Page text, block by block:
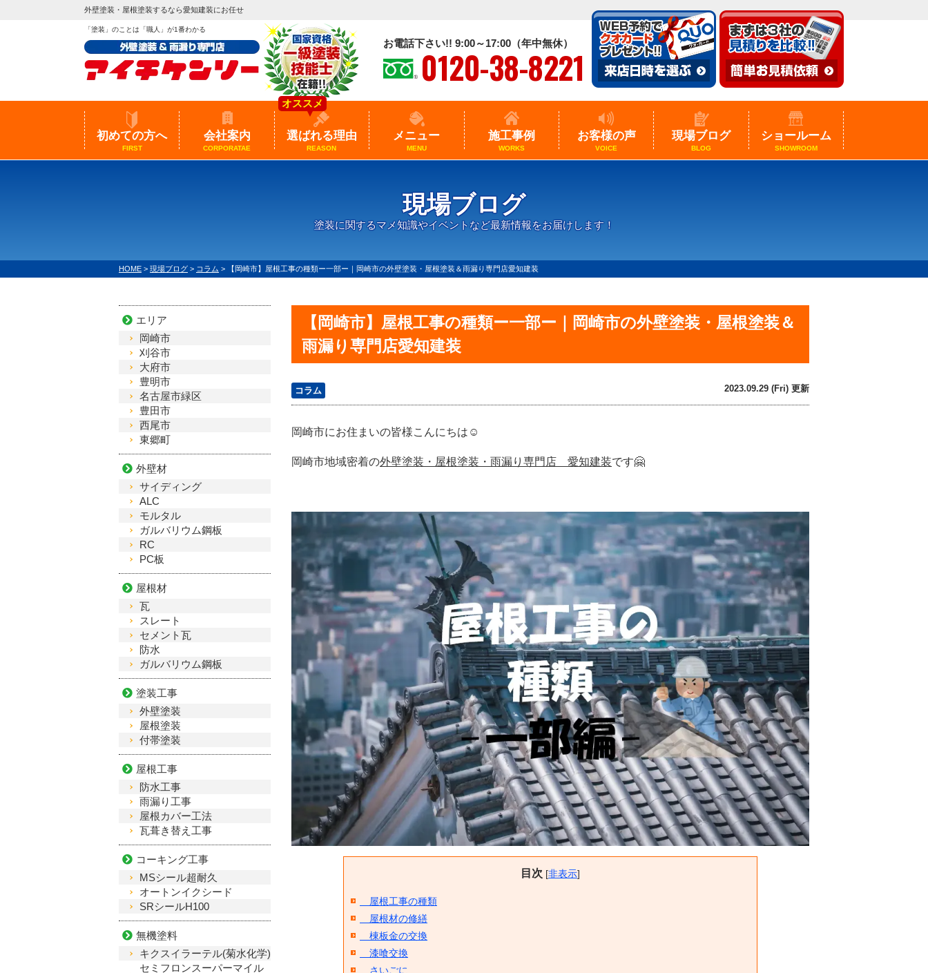
外壁塗装・屋根塗装するなら愛知建装にお任せ
「塗装」のことは「職人」が1番わかる
お電話下さい!! 9:00～17:00（年中無休）
0120-38-8221
初めての方へ
FIRST
会社案内
CORPORATAE
選ばれる理由
REASON
オススメ
メニュー
MENU
施工事例
WORKS
お客様の声
VOICE
現場ブログ
BLOG
ショールーム
SHOWROOM
現場ブログ
塗装に関するマメ知識やイベントなど最新情報をお届けします！
HOME > 現場ブログ > コラム > 【岡崎市】屋根工事の種類ー一部ー｜岡崎市の外壁塗装・屋根塗装＆雨漏り専門店愛知建装
【岡崎市】屋根工事の種類ー一部ー｜岡崎市の外壁塗装・屋根塗装＆
雨漏り専門店愛知建装
コラム 2023.09.29 (Fri) 更新
岡崎市にお住まいの皆様こんにちは☺
岡崎市地域密着の外壁塗装・屋根塗装・雨漏り専門店 愛知建装です🤗
目次 [非表示]
屋根工事の種類
屋根材の修繕
棟板金の交換
漆喰交換
さいごに
エリア
岡崎市
刈谷市
大府市
豊明市
名古屋市緑区
豊田市
西尾市
東郷町
外壁材
サイディング
ALC
モルタル
ガルバリウム鋼板
RC
PC板
屋根材
瓦
スレート
セメント瓦
防水
ガルバリウム鋼板
塗装工事
外壁塗装
屋根塗装
付帯塗装
屋根工事
防水工事
雨漏り工事
屋根カバー工法
瓦葺き替え工事
コーキング工事
MSシール超耐久
オートンイクシード
SRシールH100
無機塗料
キクスイラーテル(菊水化学)
セミフロンスーパーマイル